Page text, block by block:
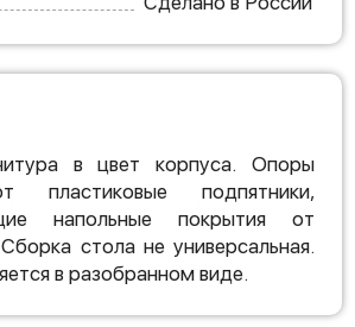
в цвет корпуса. Опоры
пластиковые подпятники,
напольные покрытия от
стола не универсальная.
в разобранном виде.